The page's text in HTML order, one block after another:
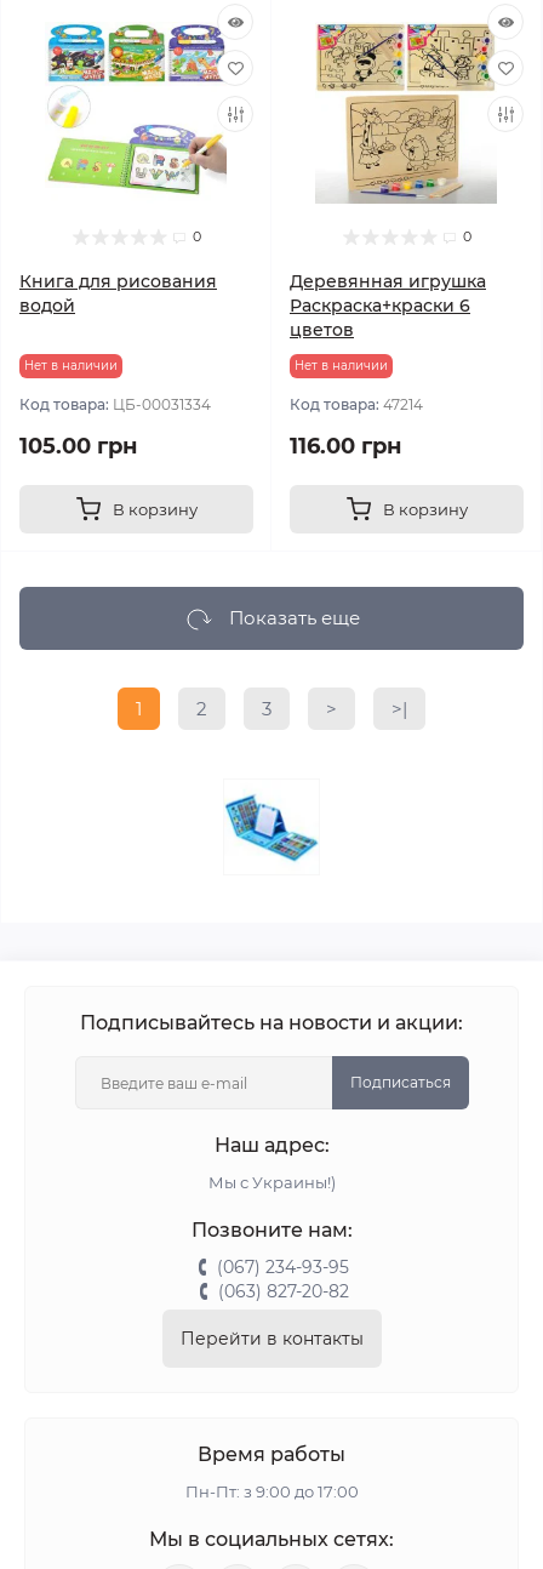
0
Книга для рисования
водой
Нет в наличии
Код товара: ЦБ-00031334
105.00 грн
В корзину
0
Деревянная игрушка
Раскраска+краски 6
цветов
Нет в наличии
Код товара: 47214
116.00 грн
В корзину
Показать еще
1 2 3 > >|
Подписывайтесь на новости и акции:
Подписаться
Наш адрес:
Мы с Украины!)
Позвоните нам:
(067) 234-93-95
(063) 827-20-82
Перейти в контакты
Время работы
Пн-Пт: з 9:00 до 17:00
Мы в социальных сетях: